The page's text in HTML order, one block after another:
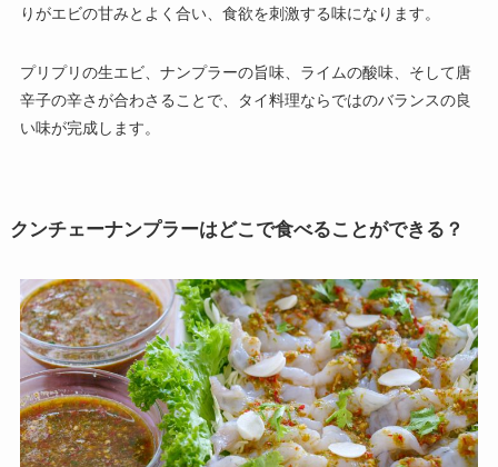
りがエビの甘みとよく合い、食欲を刺激する味になります。
プリプリの生エビ、ナンプラーの旨味、ライムの酸味、そして唐
辛子の辛さが合わさることで、タイ料理ならではのバランスの良
い味が完成します。
クンチェーナンプラーはどこで食べることができる？